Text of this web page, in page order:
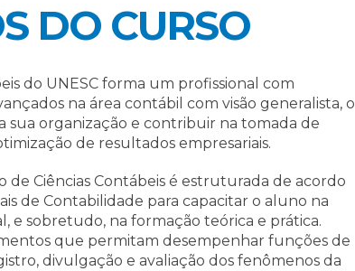
DO CURSO
do UNESC forma um profissional com
na área contábil com visão generalista, o
organização e contribuir na tomada de
de resultados empresariais.
de Ciências Contábeis é estruturada de acordo
de Contabilidade para capacitar o aluno na
e sobretudo, na formação teórica e prática.
que permitam desempenhar funções de
divulgação e avaliação dos fenômenos da